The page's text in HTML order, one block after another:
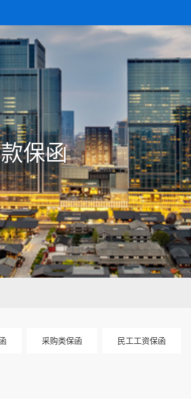
保函
采购类保函 民工工资保函